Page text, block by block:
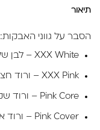
תיאור
הסבר על גווני האבקות:
XXX White – לבן שלג
XXX Pink – ורוד חצי שקוף
Pink Core – ורוד שקוף
Pink Cover – ורוד אטום